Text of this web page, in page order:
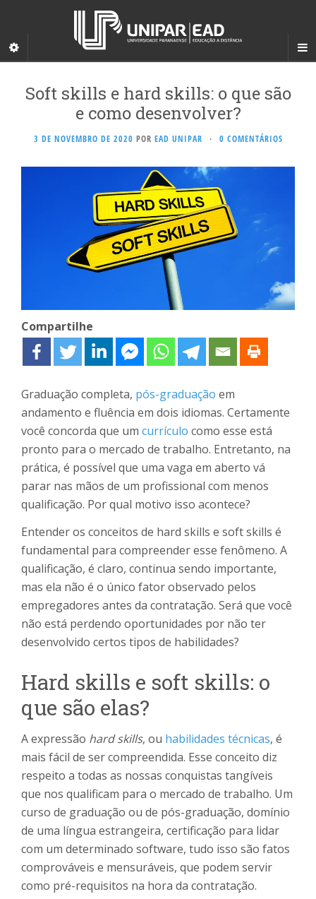
Soft skills e hard skills: o que são
e como desenvolver?
3 DE NOVEMBRO DE 2020 POR EAD UNIPAR · 0 COMENTÁRIOS
Compartilhe
Graduação completa, pós-graduação em
andamento e fluência em dois idiomas. Certamente
você concorda que um currículo como esse está
pronto para o mercado de trabalho. Entretanto, na
prática, é possível que uma vaga em aberto vá
parar nas mãos de um profissional com menos
qualificação. Por qual motivo isso acontece?
Entender os conceitos de hard skills e soft skills é
fundamental para compreender esse fenômeno. A
qualificação, é claro, continua sendo importante,
mas ela não é o único fator observado pelos
empregadores antes da contratação. Será que você
não está perdendo oportunidades por não ter
desenvolvido certos tipos de habilidades?
Hard skills e soft skills: o
que são elas?
A expressão hard skills, ou habilidades técnicas, é
mais fácil de ser compreendida. Esse conceito diz
respeito a todas as nossas conquistas tangíveis
que nos qualificam para o mercado de trabalho. Um
curso de graduação ou de pós-graduação, domínio
de uma língua estrangeira, certificação para lidar
com um determinado software, tudo isso são fatos
comprováveis e mensuráveis, que podem servir
como pré-requisitos na hora da contratação.